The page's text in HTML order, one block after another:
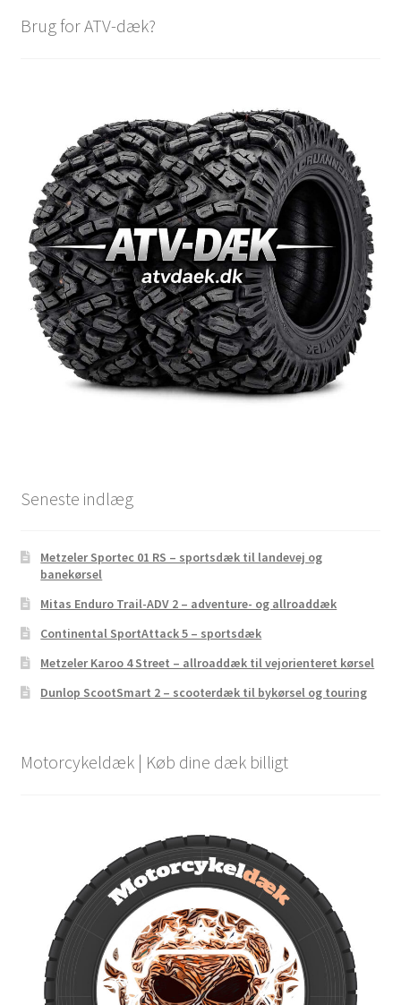
Brug for ATV-dæk?
Seneste indlæg
Metzeler Sportec 01 RS – sportsdæk til landevej og
banekørsel
Mitas Enduro Trail-ADV 2 – adventure- og allroaddæk
Continental SportAttack 5 – sportsdæk
Metzeler Karoo 4 Street – allroaddæk til vejorienteret kørsel
Dunlop ScootSmart 2 – scooterdæk til bykørsel og touring
Motorcykeldæk | Køb dine dæk billigt